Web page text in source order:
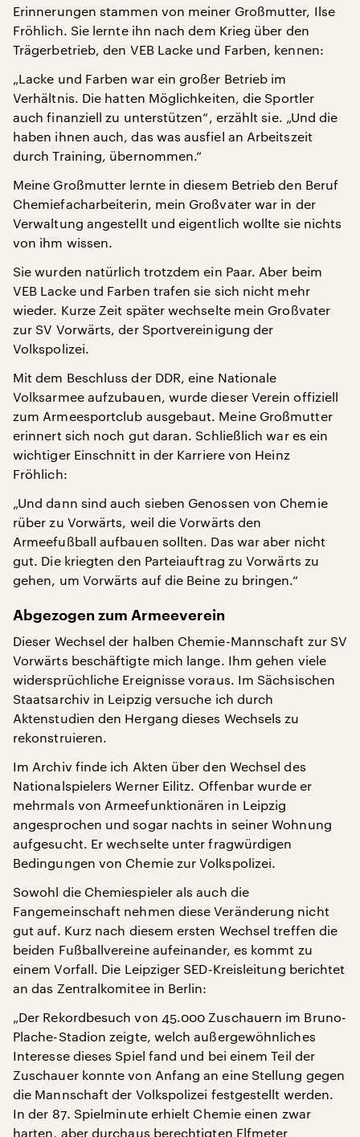
Erinnerungen stammen von meiner Großmutter, Ilse
Fröhlich. Sie lernte ihn nach dem Krieg über den
Trägerbetrieb, den VEB Lacke und Farben, kennen:
„Lacke und Farben war ein großer Betrieb im
Verhältnis. Die hatten Möglichkeiten, die Sportler
auch finanziell zu unterstützen“, erzählt sie. „Und die
haben ihnen auch, das was ausfiel an Arbeitszeit
durch Training, übernommen.“
Meine Großmutter lernte in diesem Betrieb den Beruf
Chemiefacharbeiterin, mein Großvater war in der
Verwaltung angestellt und eigentlich wollte sie nichts
von ihm wissen.
Sie wurden natürlich trotzdem ein Paar. Aber beim
VEB Lacke und Farben trafen sie sich nicht mehr
wieder. Kurze Zeit später wechselte mein Großvater
zur SV Vorwärts, der Sportvereinigung der
Volkspolizei.
Mit dem Beschluss der DDR, eine Nationale
Volksarmee aufzubauen, wurde dieser Verein offiziell
zum Armeesportclub ausgebaut. Meine Großmutter
erinnert sich noch gut daran. Schließlich war es ein
wichtiger Einschnitt in der Karriere von Heinz
Fröhlich:
„Und dann sind auch sieben Genossen von Chemie
rüber zu Vorwärts, weil die Vorwärts den
Armeefußball aufbauen sollten. Das war aber nicht
gut. Die kriegten den Parteiauftrag zu Vorwärts zu
gehen, um Vorwärts auf die Beine zu bringen.“
Abgezogen zum Armeeverein
Dieser Wechsel der halben Chemie-Mannschaft zur SV
Vorwärts beschäftigte mich lange. Ihm gehen viele
widersprüchliche Ereignisse voraus. Im Sächsischen
Staatsarchiv in Leipzig versuche ich durch
Aktenstudien den Hergang dieses Wechsels zu
rekonstruieren.
Im Archiv finde ich Akten über den Wechsel des
Nationalspielers Werner Eilitz. Offenbar wurde er
mehrmals von Armeefunktionären in Leipzig
angesprochen und sogar nachts in seiner Wohnung
aufgesucht. Er wechselte unter fragwürdigen
Bedingungen von Chemie zur Volkspolizei.
Sowohl die Chemiespieler als auch die
Fangemeinschaft nehmen diese Veränderung nicht
gut auf. Kurz nach diesem ersten Wechsel treffen die
beiden Fußballvereine aufeinander, es kommt zu
einem Vorfall. Die Leipziger SED-Kreisleitung berichtet
an das Zentralkomitee in Berlin:
„Der Rekordbesuch von 45.000 Zuschauern im Bruno-
Plache-Stadion zeigte, welch außergewöhnliches
Interesse dieses Spiel fand und bei einem Teil der
Zuschauer konnte von Anfang an eine Stellung gegen
die Mannschaft der Volkspolizei festgestellt werden.
In der 87. Spielminute erhielt Chemie einen zwar
harten, aber durchaus berechtigten Elfmeter